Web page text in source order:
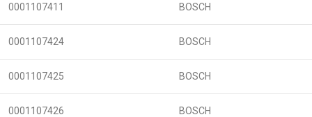
0001107411 BOSCH
0001107424 BOSCH
0001107425 BOSCH
0001107426 BOSCH